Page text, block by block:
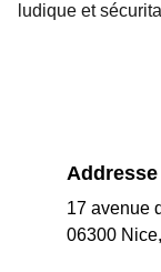
ludique et
Addresse
17 avenue
06300